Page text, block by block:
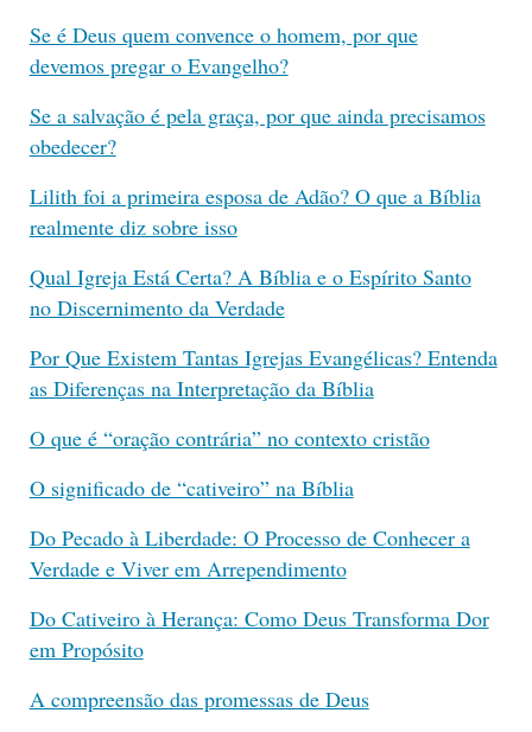
Se é Deus quem convence o homem, por que
devemos pregar o Evangelho?
Se a salvação é pela graça, por que ainda precisamos
obedecer?
Lilith foi a primeira esposa de Adão? O que a Bíblia
realmente diz sobre isso
Qual Igreja Está Certa? A Bíblia e o Espírito Santo
no Discernimento da Verdade
Por Que Existem Tantas Igrejas Evangélicas? Entenda
as Diferenças na Interpretação da Bíblia
O que é “oração contrária” no contexto cristão
O significado de “cativeiro” na Bíblia
Do Pecado à Liberdade: O Processo de Conhecer a
Verdade e Viver em Arrependimento
Do Cativeiro à Herança: Como Deus Transforma Dor
em Propósito
A compreensão das promessas de Deus